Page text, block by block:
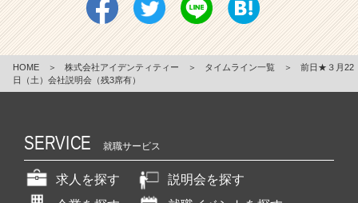
HOME ＞ 株式会社アイデンティティー ＞ タイムライン一覧 ＞
前日★３月22
日（土）会社説明会（残3席有）
SERVICE 就職サービス
求人を探す
説明会を探す